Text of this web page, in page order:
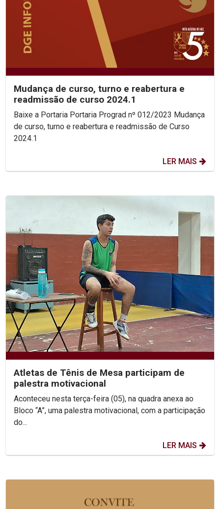
Mudança de curso, turno e reabertura e
readmissão de curso 2024.1
Baixe a Portaria Portaria Prograd nº 012/2023 Mudança
de curso, turno e reabertura e readmissão de Curso
2024.1
LER MAIS
Atletas de Tênis de Mesa participam de
palestra motivacional
Aconteceu nesta terça-feira (05), na quadra anexa ao
Bloco “A”, uma palestra motivacional, com a participação
do...
LER MAIS